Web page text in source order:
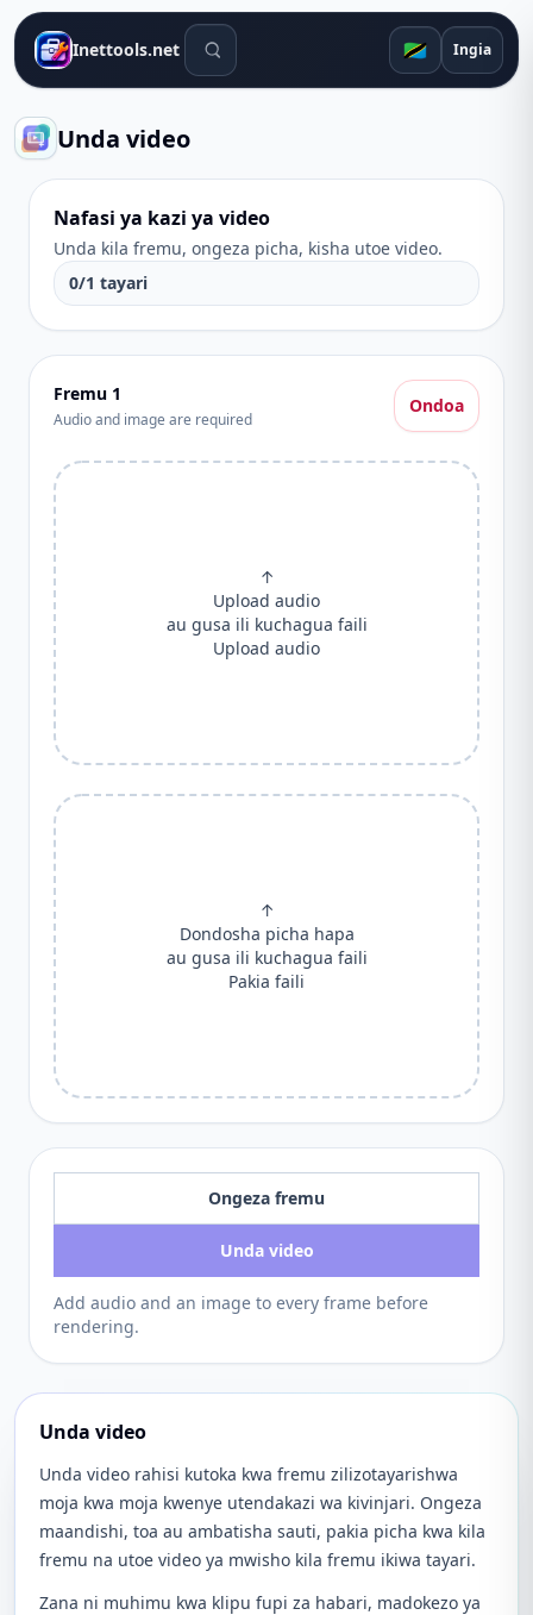
Inettools.net Zana za utafutaji 🇹🇿 Ingia
Unda video
Nafasi ya kazi ya video
Unda kila fremu, ongeza picha, kisha utoe video.
0/1 tayari
Fremu 1
Audio and image are required
Ondoa
↑
Upload audio
au gusa ili kuchagua faili
Upload audio
↑
Dondosha picha hapa
au gusa ili kuchagua faili
Pakia faili
Ongeza fremu
Unda video
Add audio and an image to every frame before
rendering.
Unda video
Unda video rahisi kutoka kwa fremu zilizotayarishwa
moja kwa moja kwenye utendakazi wa kivinjari. Ongeza
maandishi, toa au ambatisha sauti, pakia picha kwa kila
fremu na utoe video ya mwisho kila fremu ikiwa tayari.
Zana ni muhimu kwa klipu fupi za habari, madokezo ya